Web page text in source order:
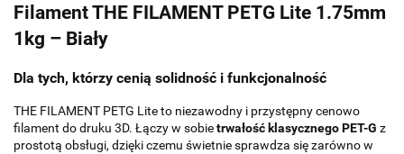
Filament THE FILAMENT PETG Lite 1.75mm
1kg – Biały
Dla tych, którzy cenią solidność i funkcjonalność
THE FILAMENT PETG Lite to niezawodny i przystępny cenowo
filament do druku 3D. Łączy w sobietrwałość klasycznego PET-G z
prostotą obsługi, dzięki czemu świetnie sprawdza się zarówno w